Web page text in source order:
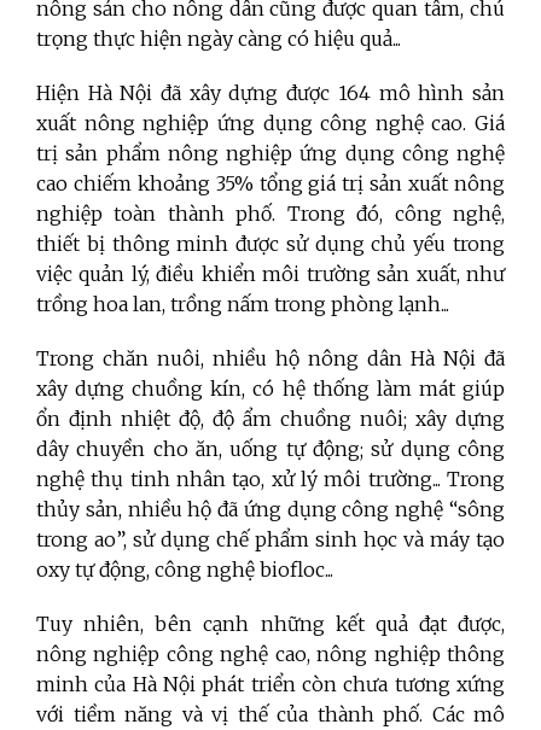
nông sản cho nông dân cũng được quan tâm, chú
trọng thực hiện ngày càng có hiệu quả...
Hiện Hà Nội đã xây dựng được 164 mô hình sản
xuất nông nghiệp ứng dụng công nghệ cao. Giá
trị sản phẩm nông nghiệp ứng dụng công nghệ
cao chiếm khoảng 35% tổng giá trị sản xuất nông
nghiệp toàn thành phố. Trong đó, công nghệ,
thiết bị thông minh được sử dụng chủ yếu trong
việc quản lý, điều khiển môi trường sản xuất, như
trồng hoa lan, trồng nấm trong phòng lạnh...
Trong chăn nuôi, nhiều hộ nông dân Hà Nội đã
xây dựng chuồng kín, có hệ thống làm mát giúp
ổn định nhiệt độ, độ ẩm chuồng nuôi; xây dựng
dây chuyền cho ăn, uống tự động; sử dụng công
nghệ thụ tinh nhân tạo, xử lý môi trường... Trong
thủy sản, nhiều hộ đã ứng dụng công nghệ “sông
trong ao”, sử dụng chế phẩm sinh học và máy tạo
oxy tự động, công nghệ biofloc...
Tuy nhiên, bên cạnh những kết quả đạt được,
nông nghiệp công nghệ cao, nông nghiệp thông
minh của Hà Nội phát triển còn chưa tương xứng
với tiềm năng và vị thế của thành phố. Các mô